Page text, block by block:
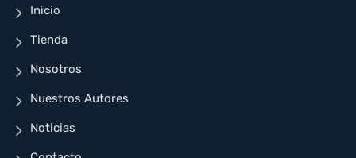
Inicio
Tienda
Nosotros
Nuestros Autores
Noticias